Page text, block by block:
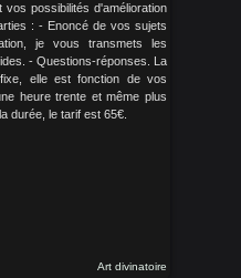
possibilités d'amélioration
: - Enoncé de vos sujets
je vous transmets les
- Questions-réponses. La
elle est fonction de vos
heure trente et même plus
durée, le tarif est 65€.
Art divinatoire